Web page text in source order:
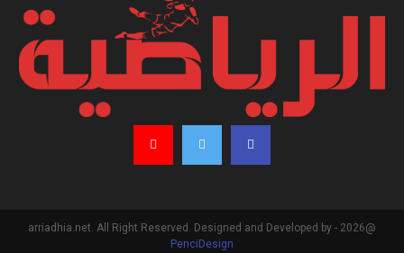
@2026 - arriadhia.net. All Right Reserved. Designed and Developed by
PenciDesign